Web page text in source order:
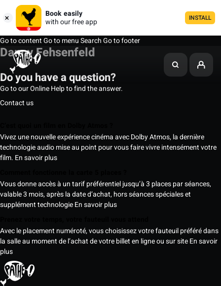
Book easily
with our free app
INSTALL
Go to contentGo to menuSearchGo to footer
Danny Fehsenfeld
Do you have a question?
Go to our Online Help to find the answer.
Contact us
Vivez une nouvelle expérience cinéma avec Dolby Atmos, la dernière
technologie audio mise au point pour vous faire vivre intensément votre
film. En savoir plus
Vous donne accès à un tarif préférentiel jusqu’à 3 places par séances,
valable 3 mois, après la date d’achat, hors séances spéciales et
supplément technologieEn savoir plus
Avec le placement numéroté, vous choisissez votre fauteuil préféré dans
la salle au moment de l’achat de votre billet en ligne ou sur siteEn savoir
plus